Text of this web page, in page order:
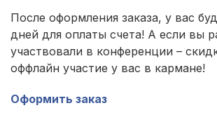
После оформления заказа, у вас
дней для оплаты счета! А если вы
участвовали в конференции –
оффлайн участие у вас в кармане!
Оформить заказ